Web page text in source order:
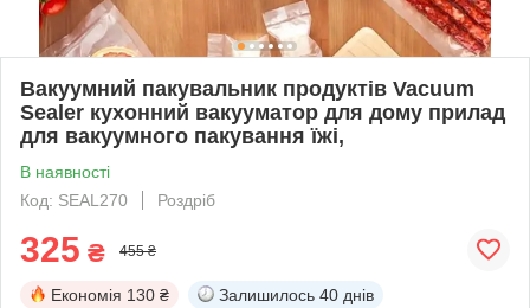
Вакуумний пакувальник продуктів Vacuum
Sealer кухонний вакууматор для дому прилад
для вакуумного пакування їжі,
В наявності
Код: SEAL270
Роздріб
325 ₴ 455 ₴
Економія 130 ₴ Залишилось 40 днів